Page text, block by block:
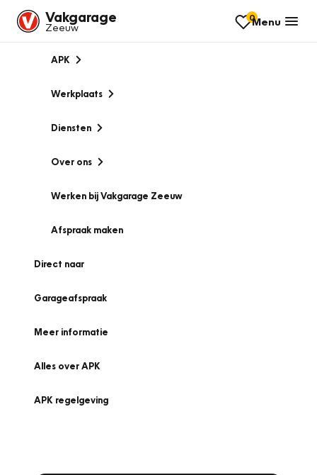
Vakgarage
Zeeuw
0Menu
APK
Werkplaats
Diensten
Over ons
Werken bij Vakgarage Zeeuw
Afspraak maken
Direct naar
Garageafspraak
Meer informatie
Alles over APK
APK regelgeving